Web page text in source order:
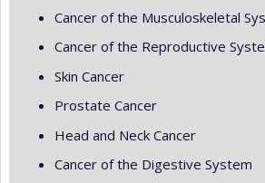
Cancer of the Musculoskeletal
Cancer of the Reproductive
Skin Cancer
Prostate Cancer
Head and Neck Cancer
Cancer of the Digestive System